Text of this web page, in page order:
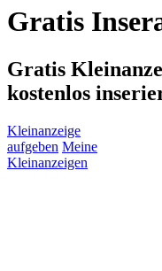
Gratis
Gratis
kostenlos
Kleinanzeige
aufgeben Meine
Kleinanzeigen